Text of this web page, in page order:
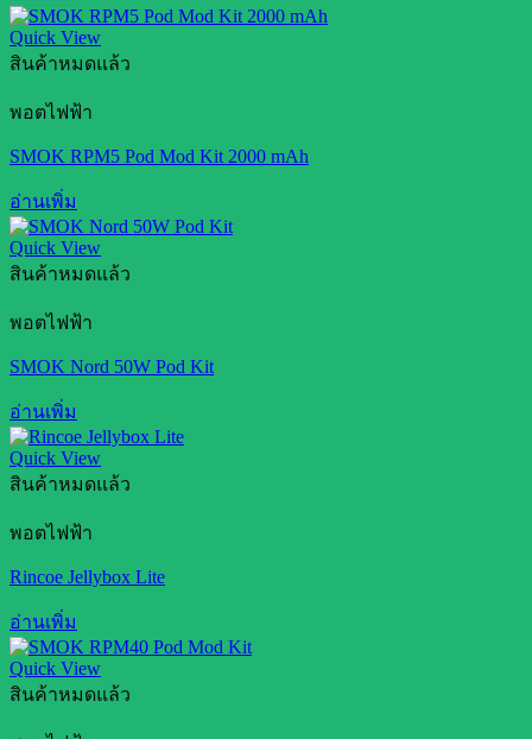
Quick View
สินค้าหมดแล้ว
พอตไฟฟ้า
SMOK RPM5 Pod Mod Kit 2000 mAh
อ่านเพิ่ม
Quick View
สินค้าหมดแล้ว
พอตไฟฟ้า
SMOK Nord 50W Pod Kit
อ่านเพิ่ม
Quick View
สินค้าหมดแล้ว
พอตไฟฟ้า
Rincoe Jellybox Lite
อ่านเพิ่ม
Quick View
สินค้าหมดแล้ว